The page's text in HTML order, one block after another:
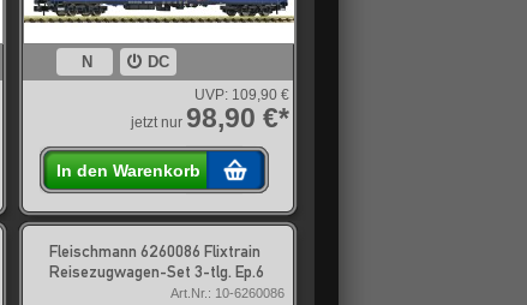
N DC
UVP: 109,90 €
jetzt nur 98,90 €*
In den Warenkorb
Fleischmann 6260086 Flixtrain
Reisezugwagen-Set 3-tlg. Ep.6
Art.Nr.: 10-6260086